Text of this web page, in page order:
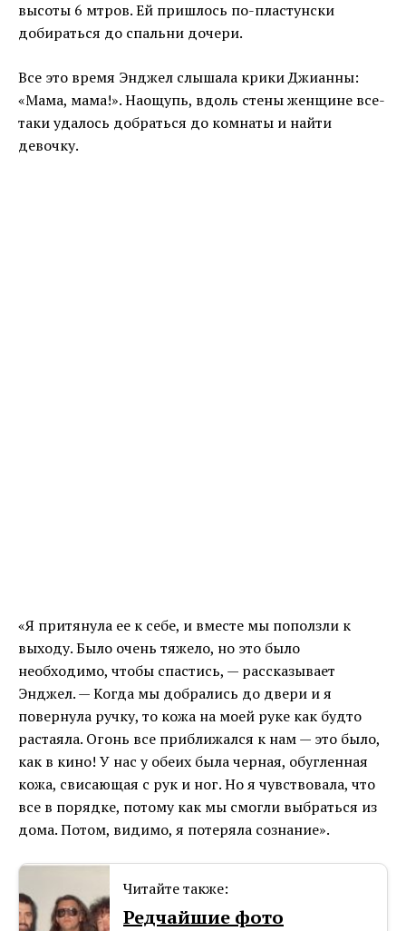
высоты 6 мтров. Ей пришлось по-пластунски
добираться до спальни дочери.
Все это время Энджел слышала крики Джианны:
«Мама, мама!». Наощупь, вдоль стены женщине все-
таки удалось добраться до комнаты и найти
девочку.
«Я притянула ее к себе, и вместе мы поползли к
выходу. Было очень тяжело, но это было
необходимо, чтобы спастись, — рассказывает
Энджел. — Когда мы добрались до двери и я
повернула ручку, то кожа на моей руке как будто
растаяла. Огонь все приближался к нам — это было,
как в кино! У нас у обеих была черная, обугленная
кожа, свисающая с рук и ног. Но я чувствовала, что
все в порядке, потому как мы смогли выбраться из
дома. Потом, видимо, я потеряла сознание».
Читайте также:
Редчайшие фото